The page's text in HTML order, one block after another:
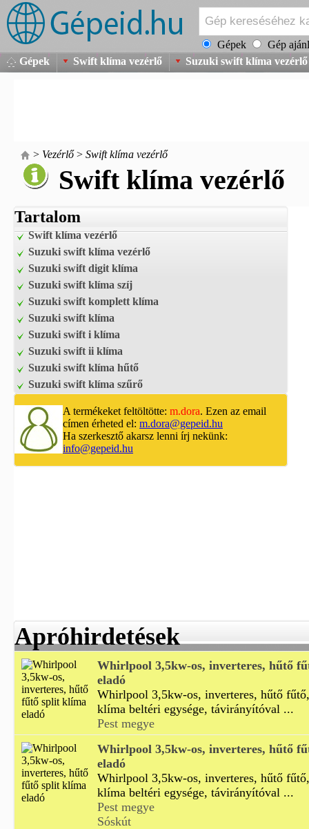
Gépek
Gép
Gépek
Swift klíma vezérlő Suzuki swift klíma vezérlő
> Vezérlő> Swift klíma vezérlő
Swift klíma vezérlő
Tartalom
Swift klíma vezérlő
Suzuki swift klíma vezérlő
Suzuki swift digit klíma
Suzuki swift klíma szíj
Suzuki swift komplett klíma
Suzuki swift klíma
Suzuki swift i klíma
Suzuki swift ii klíma
Suzuki swift klíma hűtő
Suzuki swift klíma szűrő
A termékeket feltöltötte: m.dora. Ezen az email
címen érheted el: m.dora@gepeid.hu
Ha szerkesztő akarsz lenni írj nekünk:
info@gepeid.hu
Apróhirdetések
Whirlpool 3,5kw-os, inverteres, hűtő
eladó
Whirlpool 3,5kw-os, inverteres, hűtő
klíma beltéri egysége, távirányítóval ...
Pest megye
Whirlpool 3,5kw-os, inverteres, hűtő
eladó
Whirlpool 3,5kw-os, inverteres, hűtő
klíma beltéri egysége, távirányítóval ...
Pest megye
Sóskút